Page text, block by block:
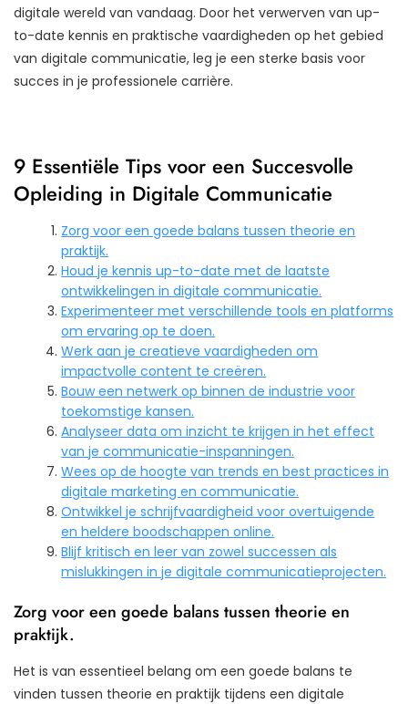
digitale wereld van vandaag. Door het verwerven van up-
to-date kennis en praktische vaardigheden op het gebied
van digitale communicatie, leg je een sterke basis voor
succes in je professionele carrière.
9 Essentiële Tips voor een Succesvolle
Opleiding in Digitale Communicatie
Zorg voor een goede balans tussen theorie en
praktijk.
Houd je kennis up-to-date met de laatste
ontwikkelingen in digitale communicatie.
Experimenteer met verschillende tools en platforms
om ervaring op te doen.
Werk aan je creatieve vaardigheden om
impactvolle content te creëren.
Bouw een netwerk op binnen de industrie voor
toekomstige kansen.
Analyseer data om inzicht te krijgen in het effect
van je communicatie-inspanningen.
Wees op de hoogte van trends en best practices in
digitale marketing en communicatie.
Ontwikkel je schrijfvaardigheid voor overtuigende
en heldere boodschappen online.
Blijf kritisch en leer van zowel successen als
mislukkingen in je digitale communicatieprojecten.
Zorg voor een goede balans tussen theorie en
praktijk.
Het is van essentieel belang om een goede balans te
vinden tussen theorie en praktijk tijdens een digitale